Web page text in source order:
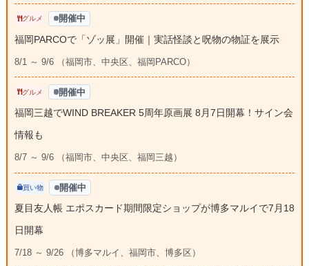
グルメ 開催中
福岡PARCOで「ゾッ展」開催｜実話怪談と呪物の物証を展示
8/1 ～ 9/6 （福岡市、中央区、福岡PARCO）
グルメ 開催中
福岡三越でWIND BREAKER 5周年原画展 8月7日開幕！サイン会
情報も
8/7 ～ 9/6 （福岡市、中央区、福岡三越）
買い物 開催中
夏目友人帳 エポスカード期間限定ショップが博多マルイで7月18
日開幕
7/18 ～ 9/26 （博多マルイ、福岡市、博多区）